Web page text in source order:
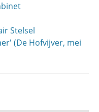
Stelsel
(De Hofvijver, mei